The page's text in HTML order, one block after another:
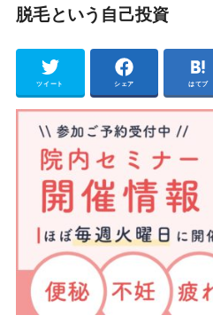
脱毛という自己投資
ツイート シェア はてブ